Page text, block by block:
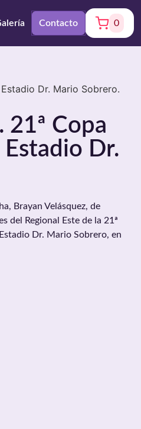
Contacto 0
Dr. Mario Sobrero.
21ª Copa
Estadio Dr.
Brayan Velásquez, de
del Regional Este de la 21ª
Dr. Mario Sobrero, en